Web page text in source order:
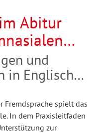
Abitur
und
in Englisch
Fremdsprache spielt das
In dem Praxisleitfaden
zur